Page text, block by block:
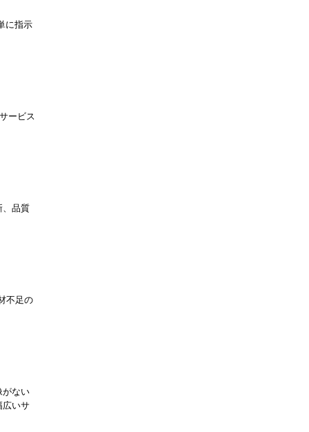
に指示
ービス
、品質
不足の
がない
広いサ